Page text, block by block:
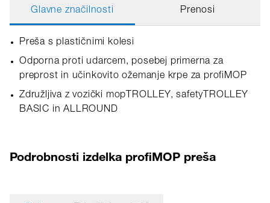
Glavne značilnosti Prenosi
Preša s plastičnimi kolesi
Odporna proti udarcem, posebej primerna za
preprost in učinkovito ožemanje krpe za profiMOP
Združljiva z vozički mopTROLLEY, safetyTROLLEY
BASIC in ALLROUND
Podrobnosti izdelka profiMOP preša